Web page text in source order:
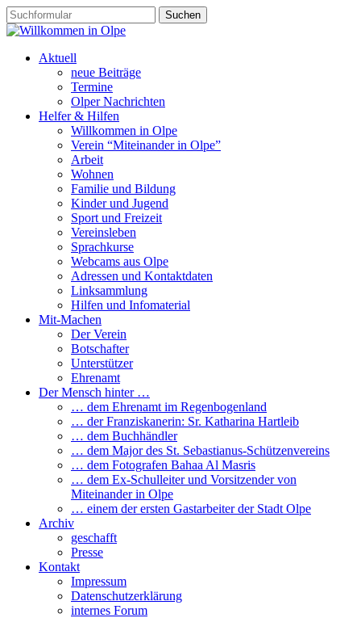
Aktuell
neue Beiträge
Termine
Olper Nachrichten
Helfer & Hilfen
Willkommen in Olpe
Verein “Miteinander in Olpe”
Arbeit
Wohnen
Familie und Bildung
Kinder und Jugend
Sport und Freizeit
Vereinsleben
Sprachkurse
Webcams aus Olpe
Adressen und Kontaktdaten
Linksammlung
Hilfen und Infomaterial
Mit-Machen
Der Verein
Botschafter
Unterstützer
Ehrenamt
Der Mensch hinter …
… dem Ehrenamt im Regenbogenland
… der Franziskanerin: Sr. Katharina Hartleib
… dem Buchhändler
… dem Major des St. Sebastianus-Schützenvereins
… dem Fotografen Bahaa Al Masris
… dem Ex-Schulleiter und Vorsitzender von
Miteinander in Olpe
… einem der ersten Gastarbeiter der Stadt Olpe
Archiv
geschafft
Presse
Kontakt
Impressum
Datenschutzerklärung
internes Forum